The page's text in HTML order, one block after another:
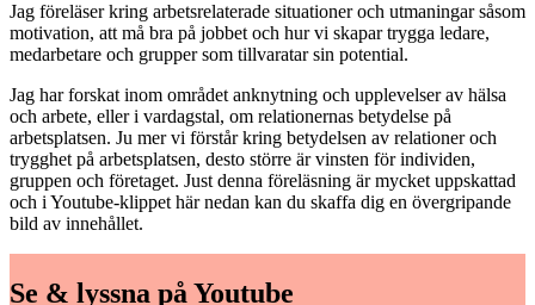
Jag föreläser kring arbetsrelaterade situationer och utmaningar såsom
motivation, att må bra på jobbet och hur vi skapar trygga ledare,
medarbetare och grupper som tillvaratar sin potential.
Jag har forskat inom området anknytning och upplevelser av hälsa
och arbete, eller i vardagstal, om relationernas betydelse på
arbetsplatsen. Ju mer vi förstår kring betydelsen av relationer och
trygghet på arbetsplatsen, desto större är vinsten för individen,
gruppen och företaget. Just denna föreläsning är mycket uppskattad
och i Youtube-klippet här nedan kan du skaffa dig en övergripande
bild av innehållet.
Se & lyssna på Youtube